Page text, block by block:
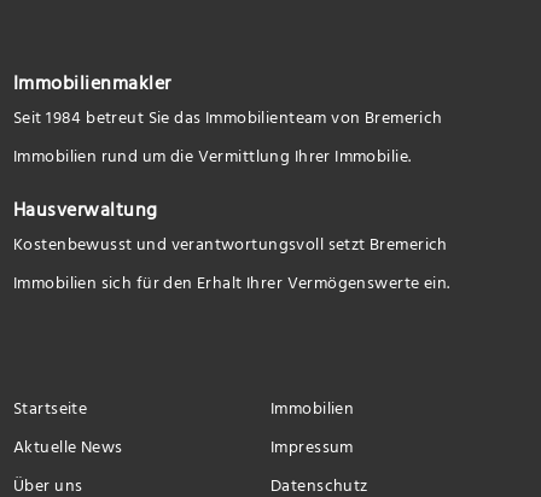
Immobilienmakler
Seit 1984 betreut Sie das Immobilienteam von Bremerich
Immobilien rund um die Vermittlung Ihrer Immobilie.
Hausverwaltung
Kostenbewusst und verantwortungsvoll setzt Bremerich
Immobilien sich für den Erhalt Ihrer Vermögenswerte ein.
Startseite
Immobilien
Aktuelle News
Impressum
Über uns
Datenschutz